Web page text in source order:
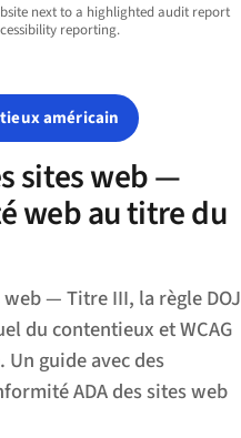
next to a highlighted audit report
reporting.
américain
sites web —
web au titre du
— Titre III, la règle DOJ
du contentieux et WCAG
Un guide avec des
ADA des sites web